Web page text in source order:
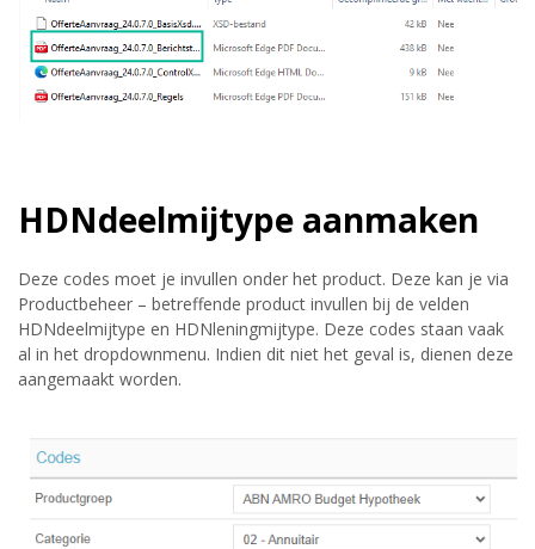
HDNdeelmijtype aanmaken
Deze codes moet je invullen onder het product. Deze kan je via
Productbeheer – betreffende product invullen bij de velden
HDNdeelmijtype en HDNleningmijtype. Deze codes staan vaak
al in het dropdownmenu. Indien dit niet het geval is, dienen deze
aangemaakt worden.